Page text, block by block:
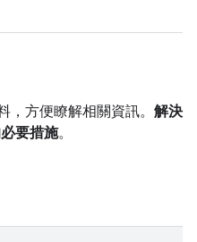
方便瞭解相關資訊。 解決
要措施。